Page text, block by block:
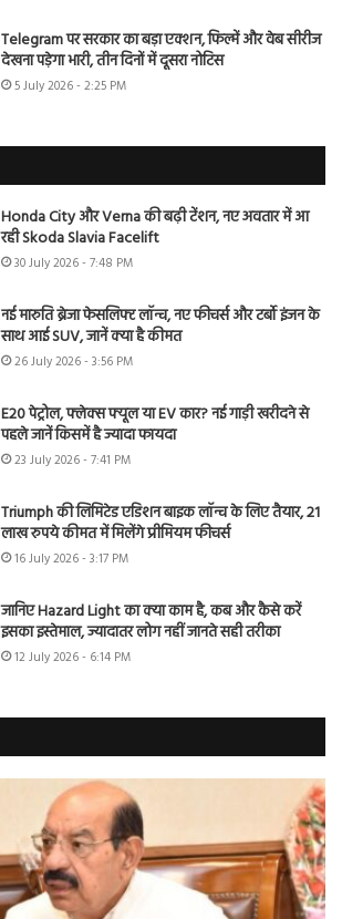
Telegram पर सरकार का बड़ा एक्शन, फिल्में और वेब सीरीज
देखना पड़ेगा भारी, तीन दिनों में दूसरा नोटिस
5 July 2026 - 2:25 PM
Honda City और Verna की बढ़ी टेंशन, नए अवतार में आ
रही Skoda Slavia Facelift
30 July 2026 - 7:48 PM
नई मारुति ब्रेजा फेसलिफ्ट लॉन्च, नए फीचर्स और टर्बो इंजन के
साथ आई SUV, जानें क्या है कीमत
26 July 2026 - 3:56 PM
E20 पेट्रोल, फ्लेक्स फ्यूल या EV कार? नई गाड़ी खरीदने से
पहले जानें किसमें है ज्यादा फायदा
23 July 2026 - 7:41 PM
Triumph की लिमिटेड एडिशन बाइक लॉन्च के लिए तैयार, 21
लाख रुपये कीमत में मिलेंगे प्रीमियम फीचर्स
16 July 2026 - 3:17 PM
जानिए Hazard Light का क्या काम है, कब और कैसे करें
इसका इस्तेमाल, ज्यादातर लोग नहीं जानते सही तरीका
12 July 2026 - 6:14 PM